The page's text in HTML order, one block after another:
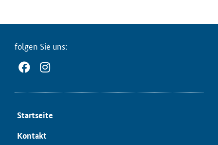
fol­gen Sie uns:
Start­sei­te
Kon­takt